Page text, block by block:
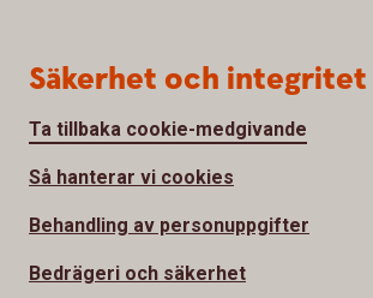
Säkerhet och integritet
Ta tillbaka cookie-medgivande
Så hanterar vi cookies
Behandling av personuppgifter
Bedrägeri och säkerhet